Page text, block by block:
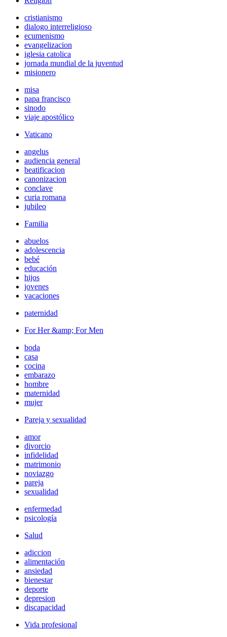
cristianismo
dialogo interreligioso
ecumenismo
evangelizacion
iglesia catolica
jornada mundial de la juventud
misionero
misa
papa francisco
sinodo
viaje apostólico
Vaticano
angelus
audiencia general
beatificacion
canonizacion
conclave
curia romana
jubileo
Familia
abuelos
adolescencia
bebé
educación
hijos
jovenes
vacaciones
paternidad
For Her &amp; For Men
boda
casa
cocina
embarazo
hombre
maternidad
mujer
Pareja y sexualidad
amor
divorcio
infidelidad
matrimonio
noviazgo
pareja
sexualidad
enfermedad
psicología
Salud
adiccion
alimentación
ansiedad
bienestar
deporte
depresion
discapacidad
Vida profesional